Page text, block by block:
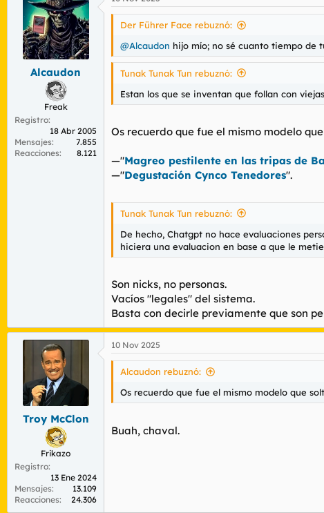
Alcaudon
Freak
Registro
18 Abr 2005
Mensajes
7.855
Reacciones
8.121
Der Führer Face rebuznó:
@Alcaudon hijo mío; no sé cuanto tiempo de
Tunak Tunak Tun rebuznó:
Estan los que se inventan que follan con
Os recuerdo que fue el mismo modelo
—"Magreo pestilente en las tripas de
—"Degustación Cynco Tenedores".
Tunak Tunak Tun rebuznó:
De hecho, Chatgpt no hace evaluaciones
hiciera una evaluacion en base a que le
Son nicks, no personas.
Vacíos "legales" del sistema.
Basta con decirle previamente que son
Troy McClon
Frikazo
Registro
13 Ene 2024
Mensajes
13.109
Reacciones
24.306
10 Nov 2025
Alcaudon rebuznó:
Os recuerdo que fue el mismo modelo que
Buah, chaval.